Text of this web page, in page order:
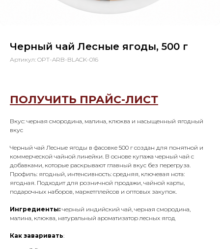
Черный чай Лесные ягоды, 500 г
Артикул: OPT-ARB-BLACK-016
ПОЛУЧИТЬ ПРАЙС-ЛИСТ
Вкус: черная смородина, малина, клюква и насыщенный ягодный
вкус
Черный чай Лесные ягоды в фасовке 500 г создан для понятной и
коммерческой чайной линейки. В основе купажа черный чай с
добавками, которые раскрывают главный вкус без перегруза.
Профиль: ягодный, интенсивность: средняя, ключевая нота:
ягодная. Подходит для розничной продажи, чайной карты,
подарочных наборов, маркетплейсов и оптовых закупок.
Ингредиенты: черный индийский чай, черная смородина,
малина, клюква, натуральный ароматизатор лесных ягод
Как заваривать: